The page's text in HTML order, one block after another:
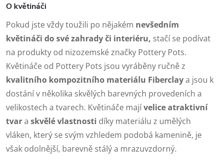
O květináči
Pokud jste vždy toužili po nějakém nevšedním
květináči do své zahrady či interiéru, stačí se podívat
na produkty od nizozemské značky Pottery Pots.
Květináče od Pottery Pots jsou vyráběny ručně z
kvalitního kompozitního materiálu Fiberclaya jsou k
dostání v několika skvělých barevných provedeních a
velikostech a tvarech. Květináče majívelice atraktivní
tvara skvělé vlastnosti díky materiálu z umělých
vláken, který se svým vzhledem podobá kamenině, je
však odolnější, barevně stálý a mrazuvzdorný.